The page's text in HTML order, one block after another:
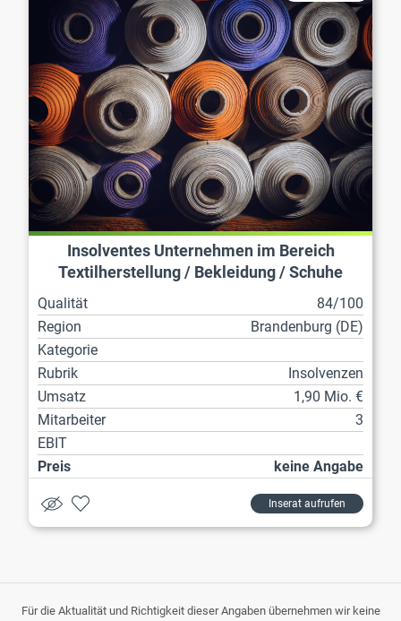
Insolventes Unternehmen im Bereich
Textilherstellung / Bekleidung / Schuhe
Qualität
84/100
Region
Brandenburg (DE)
Kategorie
Rubrik
Insolvenzen
Umsatz
1,90 Mio. €
Mitarbeiter
3
EBIT
Preis
keine Angabe
Inserat aufrufen
Für die Aktualität und Richtigkeit dieser Angaben übernehmen wir keine